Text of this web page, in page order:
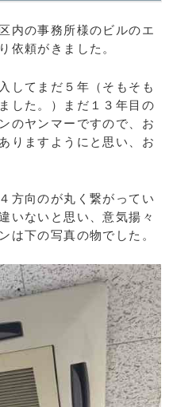
内の事務所様のビルのエ
依頼がきました。
してまだ５年（そもそも
した。）まだ１３年目の
のヤンマーですので、お
りますようにと思い、お
方向のが丸く繋がってい
いないと思い、意気揚々
は下の写真の物でした。